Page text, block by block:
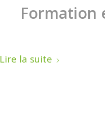
Formation
Lire la suite